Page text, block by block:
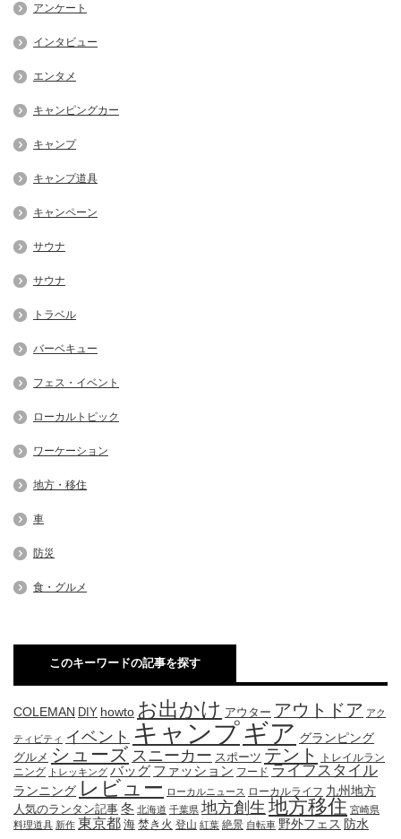
アンケート
インタビュー
エンタメ
キャンピングカー
キャンプ
キャンプ道具
キャンペーン
サウナ
サウナ
トラベル
バーベキュー
フェス・イベント
ローカルトピック
ワーケーション
地方・移住
車
防災
食・グルメ
このキーワードの記事を探す
COLEMAN DIY howto お出かけ アウター アウトドア アク
ティビティ イベント キャンプギア グランピング
グルメ シューズ スニーカー スポーツ テント
トレイルラン
ニング
トレッキング バッグ ファッション フード ライフスタイル
ランニング レビュー ローカルニュース ローカルライフ 九州地方
人気のランタン記事 冬 北海道 千葉県 地方創生 地方移住 宮崎県
料理道具 新作 東京都 海 焚き火 登山 紅葉 絶景 自転車 野外フェス 防水